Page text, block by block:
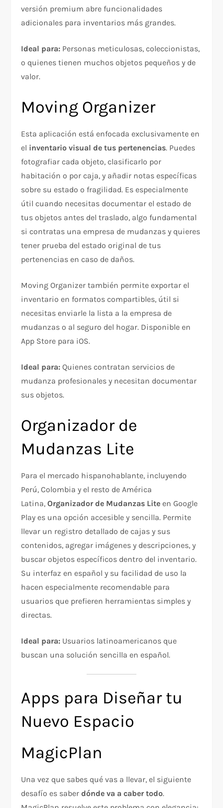
versión premium abre funcionalidades
adicionales para inventarios más grandes.
Ideal para: Personas meticulosas, coleccionistas,
o quienes tienen muchos objetos pequeños y de
valor.
Moving Organizer
Esta aplicación está enfocada exclusivamente en
el inventario visual de tus pertenencias. Puedes
fotografiar cada objeto, clasificarlo por
habitación o por caja, y añadir notas específicas
sobre su estado o fragilidad. Es especialmente
útil cuando necesitas documentar el estado de
tus objetos antes del traslado, algo fundamental
si contratas una empresa de mudanzas y quieres
tener prueba del estado original de tus
pertenencias en caso de daños.
Moving Organizer también permite exportar el
inventario en formatos compartibles, útil si
necesitas enviarle la lista a la empresa de
mudanzas o al seguro del hogar. Disponible en
App Store para iOS.
Ideal para: Quienes contratan servicios de
mudanza profesionales y necesitan documentar
sus objetos.
Organizador de
Mudanzas Lite
Para el mercado hispanohablante, incluyendo
Perú, Colombia y el resto de América
Latina,Organizador de Mudanzas Lite en Google
Play es una opción accesible y sencilla. Permite
llevar un registro detallado de cajas y sus
contenidos, agregar imágenes y descripciones, y
buscar objetos específicos dentro del inventario.
Su interfaz en español y su facilidad de uso la
hacen especialmente recomendable para
usuarios que prefieren herramientas simples y
directas.
Ideal para: Usuarios latinoamericanos que
buscan una solución sencilla en español.
Apps para Diseñar tu
Nuevo Espacio
MagicPlan
Una vez que sabes qué vas a llevar, el siguiente
desafío es saberdónde va a caber todo.